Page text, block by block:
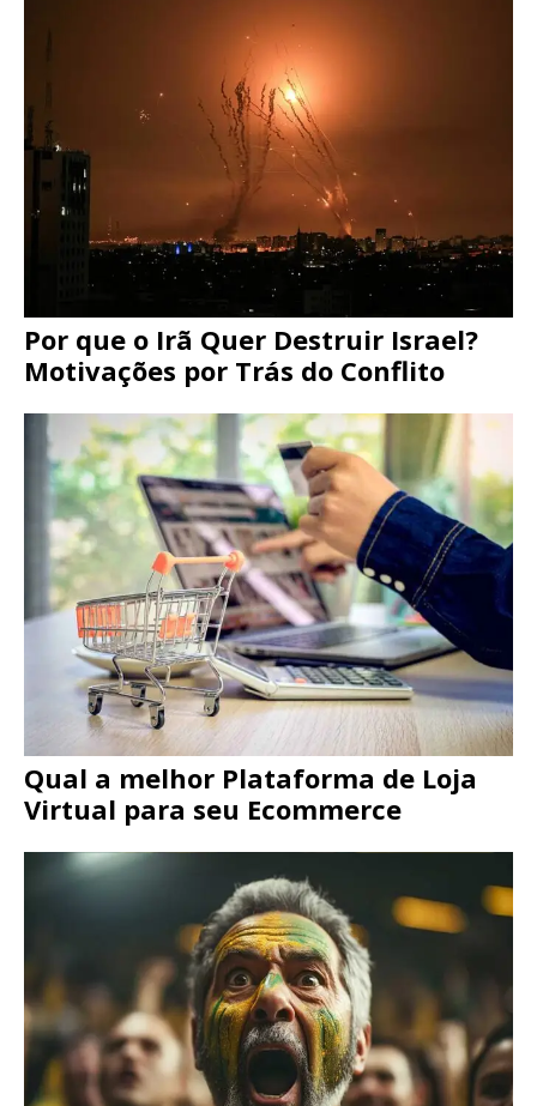
Por que o Irã Quer Destruir Israel?
Motivações por Trás do Conflito
Qual a melhor Plataforma de Loja
Virtual para seu Ecommerce